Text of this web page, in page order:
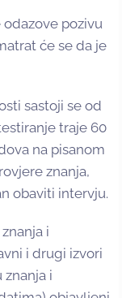
pozivu
će se da je
sastoji se od
traje 60
na pisanom
znanja,
obaviti intervju.
i
i drugi izvori
i